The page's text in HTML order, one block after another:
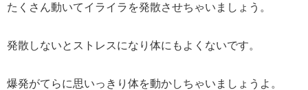
たくさん動いてイライラを発散させちゃいましょう。
発散しないとストレスになり体にもよくないです。
爆発がてらに思いっきり体を動かしちゃいましょうよ。